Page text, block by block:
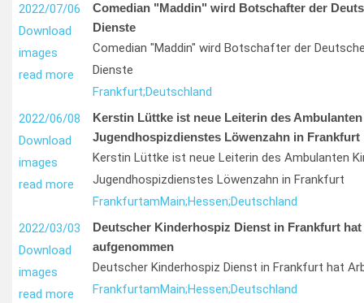
2022/07/06
Download
images
read more
Comedian "Maddin" wird Botschafter der
Dienste
Comedian "Maddin" wird Botschafter der
Dienste
Frankfurt;Deutschland
2022/06/08
Download
images
read more
Kerstin Lüttke ist neue Leiterin des
Jugendhospizdienstes Löwenzahn in Frankfurt
Kerstin Lüttke ist neue Leiterin des Ambulanten
Jugendhospizdienstes Löwenzahn in Frankfurt
FrankfurtamMain;Hessen;Deutschland
2022/03/03
Download
images
read more
Deutscher Kinderhospiz Dienst in Frankfurt
aufgenommen
Deutscher Kinderhospiz Dienst in Frankfurt hat
FrankfurtamMain;Hessen;Deutschland